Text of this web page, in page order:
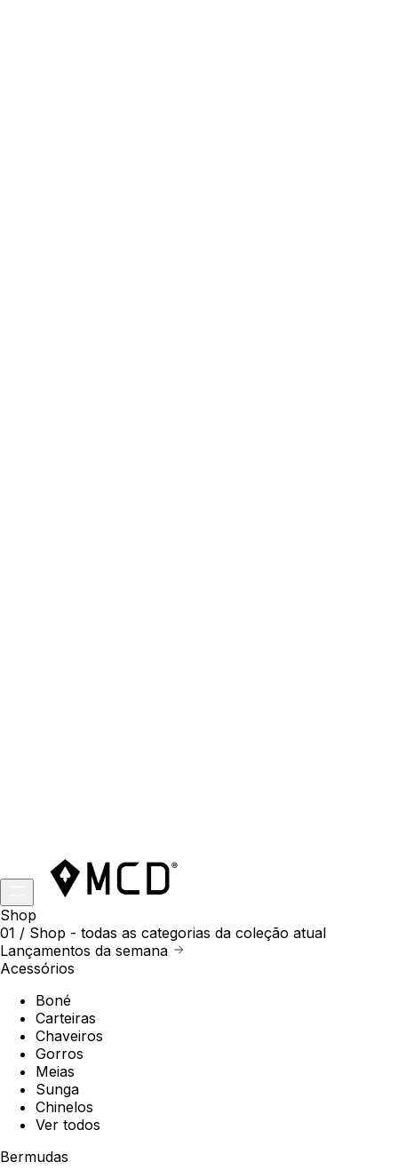
Shop
01 / Shop - todas as categorias da coleção atual
Lançamentos da semana
Acessórios
Boné
Carteiras
Chaveiros
Gorros
Meias
Sunga
Chinelos
Ver todos
Bermudas